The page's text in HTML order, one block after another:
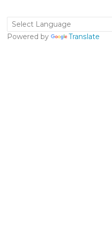
Powered by Translate